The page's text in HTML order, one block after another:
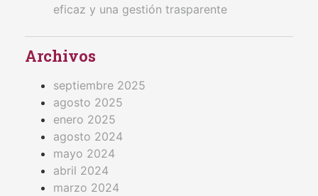
eficaz y una gestión trasparente
Archivos
septiembre 2025
agosto 2025
enero 2025
agosto 2024
mayo 2024
abril 2024
marzo 2024